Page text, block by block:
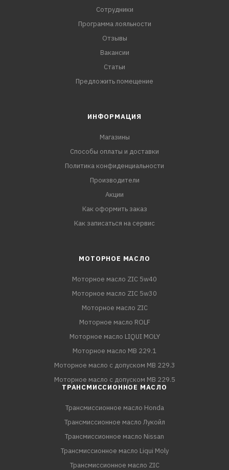
Сотрудники
Программа лояльности
Отзывы
Вакансии
Статьи
Предложить помещение
ИНФОРМАЦИЯ
Магазины
Способы оплаты и доставки
Политика конфиденциальности
Производители
Акции
Как оформить заказ
Как записаться на сервис
МОТОРНОЕ МАСЛО
Моторное масло ZIC 5w40
Моторное масло ZIC 5w30
Моторное масло ZIC
Моторное масло ROLF
Моторное масло LIQUI MOLY
Моторное масло MB 229.1
Моторное масло с допуском MB 229.3
Моторное масло с допуском MB 229.5
ТРАНСМИССИОННОЕ МАСЛО
Трансмиссионное масло Honda
Трансмиссионное масло Лукойл
Трансмиссионное масло Nissan
Трансмиссионное масло Liqui Moly
Трансмиссионное масло ZIC